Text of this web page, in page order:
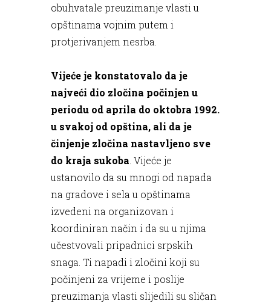
obuhvatale preuzimanje vlasti u
opštinama vojnim putem i
protjerivanjem nesrba.
Vijeće je konstatovalo da je
najveći dio zločina počinjen u
periodu od aprila do oktobra 1992.
u svakoj od opština, ali da je
činjenje zločina nastavljeno sve
do kraja sukoba . Vijeće je
ustanovilo da su mnogi od napada
na gradove i sela u opštinama
izvedeni na organizovan i
koordiniran način i da su u njima
učestvovali pripadnici srpskih
snaga. Ti napadi i zločini koji su
počinjeni za vrijeme i poslije
preuzimanja vlasti slijedili su sličan